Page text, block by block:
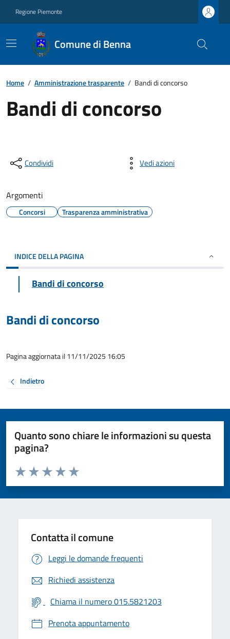
Regione Piemonte
Comune di Benna
Home / Amministrazione trasparente / Bandi di concorso
Bandi di concorso
Condividi Vedi azioni
Argomenti
Concorsi Trasparenza amministrativa
INDICE DELLA PAGINA
Bandi di concorso
Bandi di concorso
Pagina aggiornata il 11/11/2025 16:05
Indietro
Quanto sono chiare le informazioni su questa
pagina?
Valuta da 1 a 5 stelle la pagina
Valuta 5 stelle su 5
Valuta 4 stelle su 5
Valuta 3 stelle su 5
Valuta 2 stelle su 5
Valuta 1 stelle su 5
Contatta il comune
Leggi le domande frequenti
Richiedi assistenza
Chiama il numero 015.5821203
Prenota appuntamento